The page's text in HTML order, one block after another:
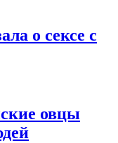
о сексе с
овцы